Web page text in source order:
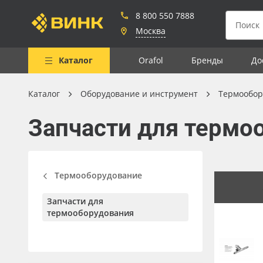
8 800 550 7888
Москва
Каталог Orafol Бренды
Весь каталог
Рулонные материалы
Клей, скотчи и крепёж
Каталог Оборудование и инструмент
Запчасти для
Термооборудование
Запчасти для
термооборудования